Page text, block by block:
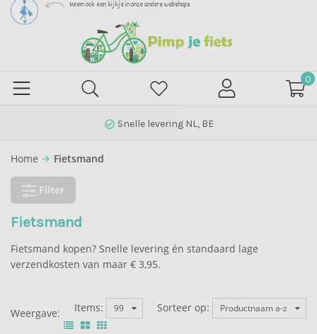
Neem ook een kijkje in onze andere webshops
0
check_circle_outline Snelle levering NL, BE
Home arrow_forward Fietsmand
Filter
Fietsmand
Fietsmand kopen? Snelle levering én standaard lage
verzendkosten van maar € 3,95.
Sorteer op: Productnaam a-z
Items: 99
Weergave: